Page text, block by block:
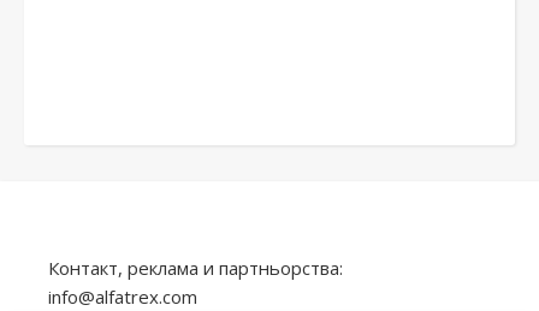
Контакт, реклама и партньорства:
info@alfatrex.com